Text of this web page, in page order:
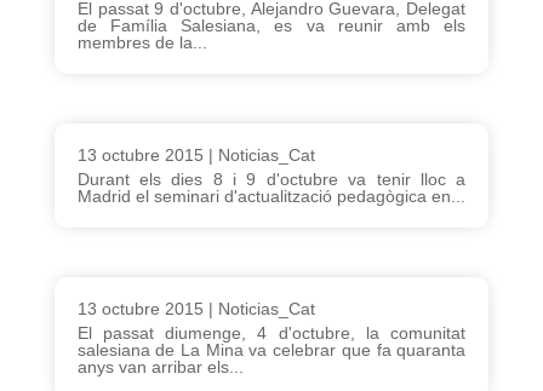
El passat 9 d'octubre, Alejandro Guevara, Delegat
de Família Salesiana, es va reunir amb els
membres de la...
13 octubre 2015 | Noticias_Cat
Durant els dies 8 i 9 d'octubre va tenir lloc a
Madrid el seminari d'actualització pedagògica en...
13 octubre 2015 | Noticias_Cat
El passat diumenge, 4 d'octubre, la comunitat
salesiana de La Mina va celebrar que fa quaranta
anys van arribar els...